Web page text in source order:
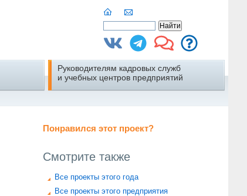
Руководителям кадровых служб
и учебных центров предприятий
Понравился этот проект?
Смотрите также
Все проекты этого года
Все проекты этого предприятия